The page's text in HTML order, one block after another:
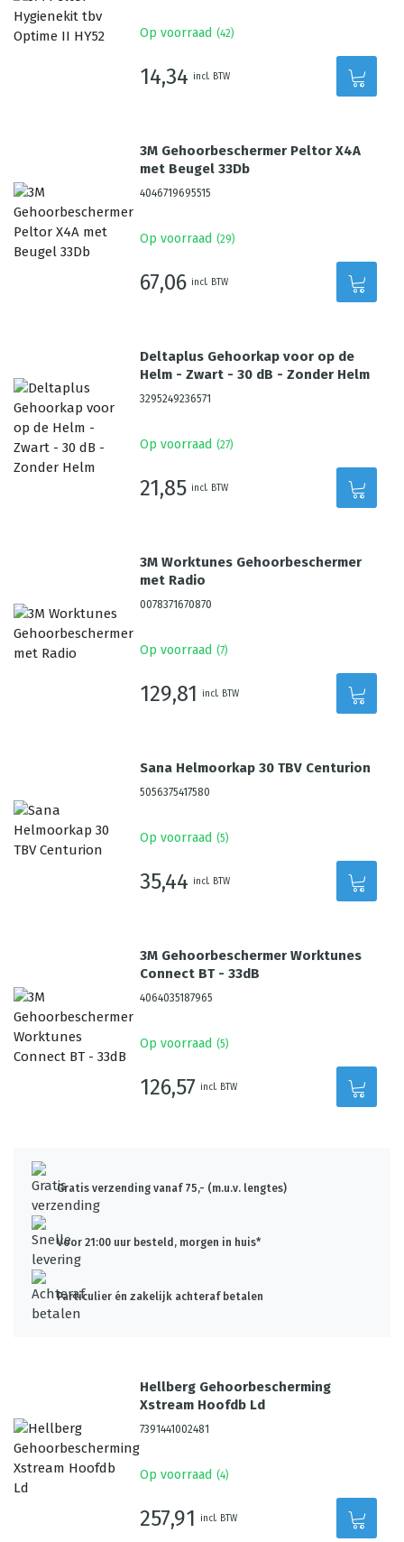
Op voorraad (42)
14,34 incl. BTW
3M Gehoorbeschermer Peltor X4A
met Beugel 33Db
4046719695515
Op voorraad (29)
67,06 incl. BTW
Deltaplus Gehoorkap voor op de
Helm - Zwart - 30 dB - Zonder Helm
3295249236571
Op voorraad (27)
21,85 incl. BTW
3M Worktunes Gehoorbeschermer
met Radio
0078371670870
Op voorraad (7)
129,81 incl. BTW
Sana Helmoorkap 30 TBV Centurion
5056375417580
Op voorraad (5)
35,44 incl. BTW
3M Gehoorbeschermer Worktunes
Connect BT - 33dB
4064035187965
Op voorraad (5)
126,57 incl. BTW
Gratis verzending vanaf 75,- (m.u.v. lengtes)
Voor 21:00 uur besteld, morgen in huis*
Particulier én zakelijk achteraf betalen
Hellberg Gehoorbescherming
Xstream Hoofdb Ld
7391441002481
Op voorraad (4)
257,91 incl. BTW